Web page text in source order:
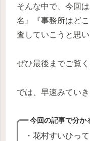
そんな中で、今回
名』『事務所はど
査していこうと思い
ぜひ最後までご覧く
では、早速みていき
今回の記事で分か
・花村すいひっ